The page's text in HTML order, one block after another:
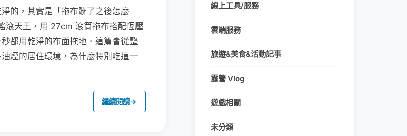
的，其實是「拖布髒了之後怎麼
天王，用 27cm 滾筒拖布搭配恆壓
都用乾淨的布面拖地。這篇會從整
煙的居住環境，為什麼特別吃這一
繼續閱讀→
線上工具/服務
雲端服務
旅遊&美食&活動記事
露營 Vlog
遊戲相關
未分類